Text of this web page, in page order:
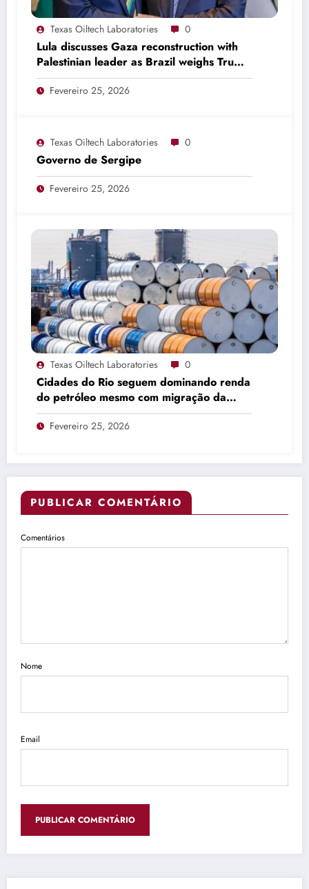
Texas Oiltech Laboratories 0
Lula discusses Gaza reconstruction with
Palestinian leader as Brazil weighs Trump
invitation
Fevereiro 25, 2026
Texas Oiltech Laboratories 0
Governo de Sergipe
Fevereiro 25, 2026
Texas Oiltech Laboratories 0
Cidades do Rio seguem dominando renda
do petróleo mesmo com migração da
produção
Fevereiro 25, 2026
PUBLICAR COMENTÁRIO
Comentários
Nome
Email